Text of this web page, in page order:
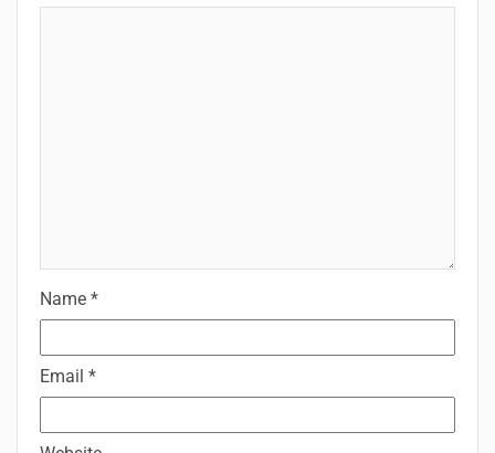
Name *
Email *